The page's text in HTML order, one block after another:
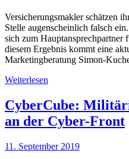
Versicherungsmakler schätzen
Stelle augenscheinlich falsch
sich zum
diesem Ergebnis kommt eine
Marketingberatung Simon-
Weiterlesen
CyberCube:
an der Cyber-Front
11. September 2019